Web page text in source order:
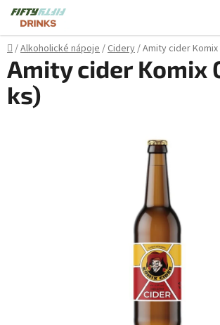
Přejít
obsah
Domů
/Alkoholické nápoje/Cidery/Amity cider Komix
Amity cider Komix
ks)